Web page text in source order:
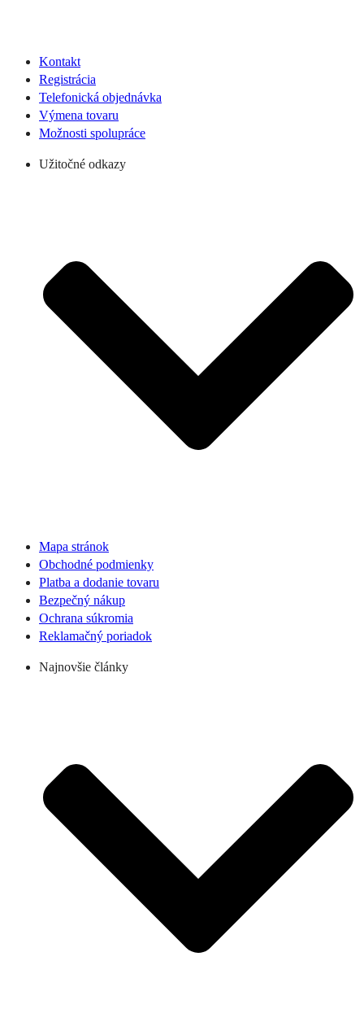
Kontakt
Registrácia
Telefonická objednávka
Výmena tovaru
Možnosti spolupráce
Užitočné odkazy
Mapa stránok
Obchodné podmienky
Platba a dodanie tovaru
Bezpečný nákup
Ochrana súkromia
Reklamačný poriadok
Najnovšie články